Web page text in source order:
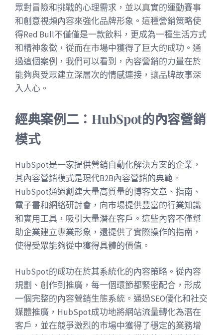
眾對冒險和挑戰的心理需求，並以真實的運動賽事
和創意視頻內容來強化品牌形象。這種營銷策略使
得Red Bull不僅僅是一款飲料，更成為一種生活方式
和精神象徵，從而在市場中獲得了巨大的成功。通
過這個案例，我們可以看到，內容營銷的力量在於
能夠與受眾建立深層次的情感連接，讓品牌故事深
入人心。
經典案例二：HubSpot的內容營銷
模式
HubSpot是一家提供營銷自動化解決方案的企業，
其內容營銷模式是現代B2B內容營銷的典範。
HubSpot通過創建大量高質量的博客文章、指南、
電子書和網絡研討會，向市場提供豐富的行業知識
和實用工具，吸引大量潛在客戶。這些內容不僅幫
助企業建立專業形象，還提供了實際操作的指南，
使得受眾能夠從中獲得具體的價值。
HubSpot的成功在於其系統化的內容策略。從內容
規劃、創作到推廣，每一個環節都緊密配合，形成
一個完整的內容營銷生態系統。通過SEO優化和社交
媒體推廣，HubSpot成功地將網站流量轉化為潛在
客戶，並在競爭激烈的市場中獲得了穩定的業務增